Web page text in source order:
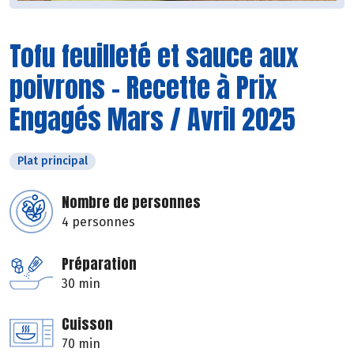
Tofu feuilleté et sauce aux
poivrons - Recette à Prix
Engagés Mars / Avril 2025
Plat principal
Nombre de personnes
4 personnes
Préparation
30 min
Cuisson
70 min